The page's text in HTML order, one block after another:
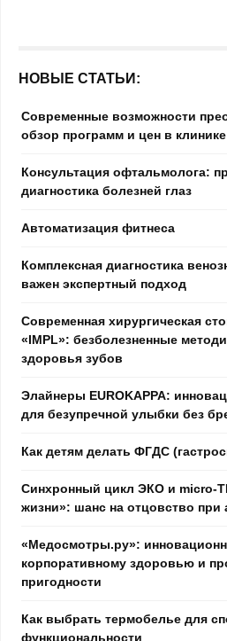
НОВЫЕ СТАТЬИ:
Современные возможности
обзор программ и цен в
Консультация офтальмолога:
диагностика болезней глаз
Автоматизация фитнеса
Комплексная диагностика
важен экспертный подход
Современная хирургическая
«IMPL»: безболезненные
здоровья зубов
Элайнеры EUROKAPPA:
для безупречной улыбки без
Как детям делать ФГДС
Синхронный цикл ЭКО и micro-
жизни»: шанс на отцовство при
«Медосмотры.ру»:
корпоративному здоровью и
пригодности
Как выбрать термобелье для
функциональности